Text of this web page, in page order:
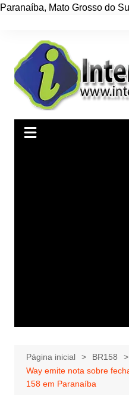
Paranaíba, Mato Grosso do Sul
conteúdo
Página inicial
BR158
Way emite nota sobre
158 em Paranaíba